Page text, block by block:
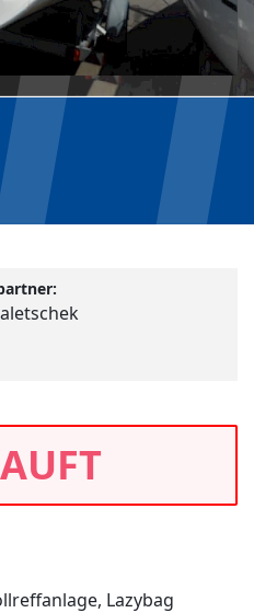
Lazybag